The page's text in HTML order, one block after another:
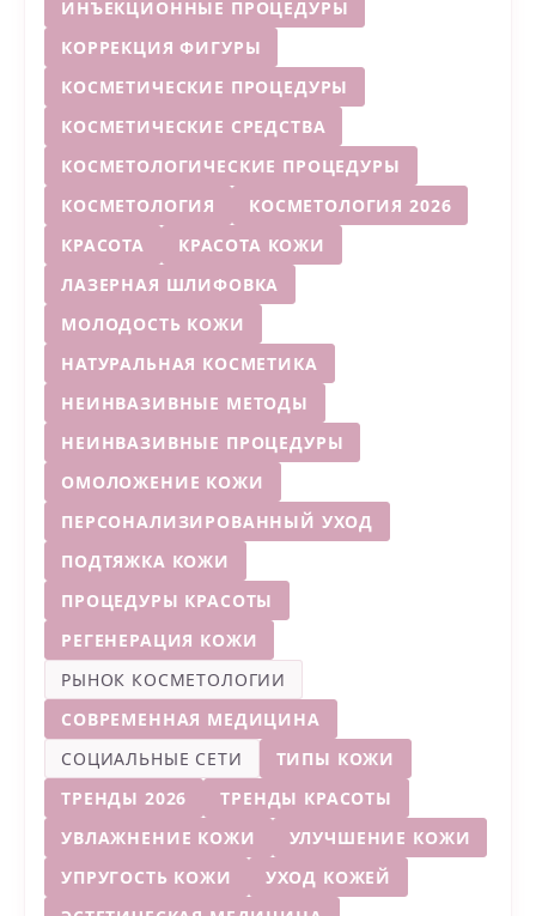
ИНЪЕКЦИОННЫЕ ПРОЦЕДУРЫ
КОРРЕКЦИЯ ФИГУРЫ
КОСМЕТИЧЕСКИЕ ПРОЦЕДУРЫ
КОСМЕТИЧЕСКИЕ СРЕДСТВА
КОСМЕТОЛОГИЧЕСКИЕ ПРОЦЕДУРЫ
КОСМЕТОЛОГИЯ
КОСМЕТОЛОГИЯ 2026
КРАСОТА
КРАСОТА КОЖИ
ЛАЗЕРНАЯ ШЛИФОВКА
МОЛОДОСТЬ КОЖИ
НАТУРАЛЬНАЯ КОСМЕТИКА
НЕИНВАЗИВНЫЕ МЕТОДЫ
НЕИНВАЗИВНЫЕ ПРОЦЕДУРЫ
ОМОЛОЖЕНИЕ КОЖИ
ПЕРСОНАЛИЗИРОВАННЫЙ УХОД
ПОДТЯЖКА КОЖИ
ПРОЦЕДУРЫ КРАСОТЫ
РЕГЕНЕРАЦИЯ КОЖИ
РЫНОК КОСМЕТОЛОГИИ
СОВРЕМЕННАЯ МЕДИЦИНА
СОЦИАЛЬНЫЕ СЕТИ
ТИПЫ КОЖИ
ТРЕНДЫ 2026
ТРЕНДЫ КРАСОТЫ
УВЛАЖНЕНИЕ КОЖИ
УЛУЧШЕНИЕ КОЖИ
УПРУГОСТЬ КОЖИ
УХОД КОЖЕЙ